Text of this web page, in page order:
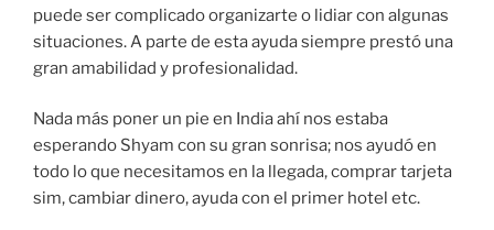
puede ser complicado organizarte o lidiar con algunas
situaciones. A parte de esta ayuda siempre prestó una
gran amabilidad y profesionalidad.
Nada más poner un pie en India ahí nos estaba
esperando Shyam con su gran sonrisa; nos ayudó en
todo lo que necesitamos en la llegada, comprar tarjeta
sim, cambiar dinero, ayuda con el primer hotel etc.